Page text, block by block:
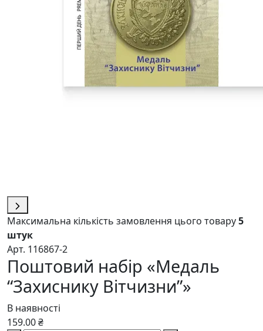
Максимальна кількість замовлення цього товару5
штук
Арт. 116867-2
Поштовий набір «Медаль
“Захиснику Вітчизни”»
В наявності
159.00 ₴